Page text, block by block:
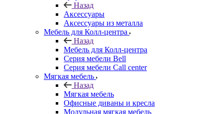
Назад
Аксессуары
Аксессуары из металла
Мебель для Колл-центра
Назад
Мебель для Колл-центра
Серия мебели Bell
Серия мебели Call center
Мягкая мебель
Назад
Мягкая мебель
Офисные диваны и кресла
Модульная мягкая мебель